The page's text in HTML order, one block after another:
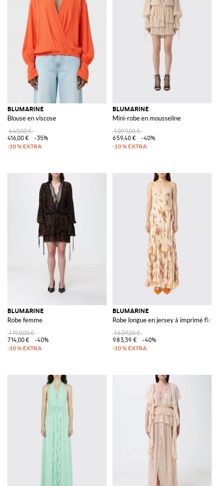
BLUMARINE
Blouse en viscose
640,00 €
416,00 €
-35%
BLUMARINE
Mini-robe en mousseline
1 099,00 €
659,40 €
-40%
BLUMARINE
Robe femme
1 190,00 €
714,00 €
-40%
BLUMARINE
Robe longue en jersey à imprimé floral
1 639,00 €
983,39 €
-40%